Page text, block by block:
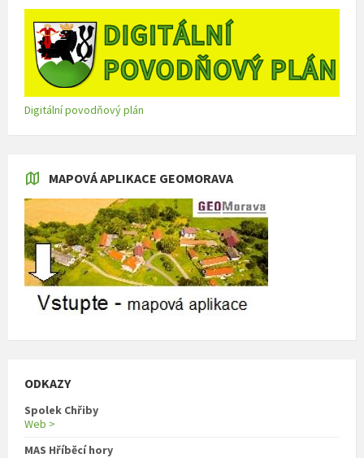
Digitální povodňový plán
MAPOVÁ APLIKACE GEOMORAVA
ODKAZY
Spolek Chřiby
Web >
MAS Hříběcí hory